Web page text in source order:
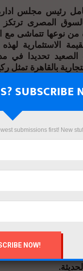
رئيس مجلس
المصرى
نوعها تتماشى مع
الاستثمارية
تحديدا في
بالقاهرة تمثل
المراكز التجارية
مع التنمية
يتجاوز
صعوبة ولكن لاصرار
جريني
خلال 2024
والانشائية التي
بنفس ذات المميزات
الذكية ذات
SUBSCRIBE
submissions first! New